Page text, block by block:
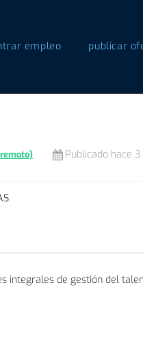
empleo publicar
Publicado hace
integrales de gestión del